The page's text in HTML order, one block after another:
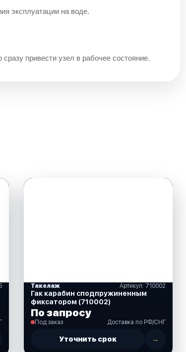
эксплуатации на воде.
привести узел в рабочее состояние.
Такелаж Артикул: 710002
Гак карабин сподпружиненным
фиксатором (710002)
По запросу
Под заказ Доставка по РФ/СНГ
Уточнить срок →